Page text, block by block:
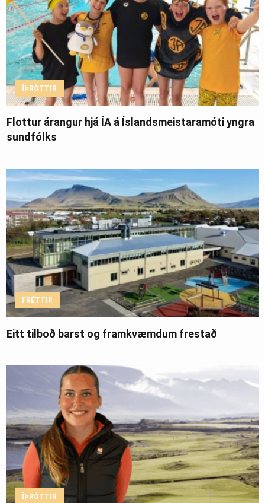
ÍÞRÓTTIR
Flottur árangur hjá ÍA á Íslandsmeistaramóti yngra
sundfólks
FRÉTTIR
Eitt tilboð barst og framkvæmdum frestað
ÍÞRÓTTIR